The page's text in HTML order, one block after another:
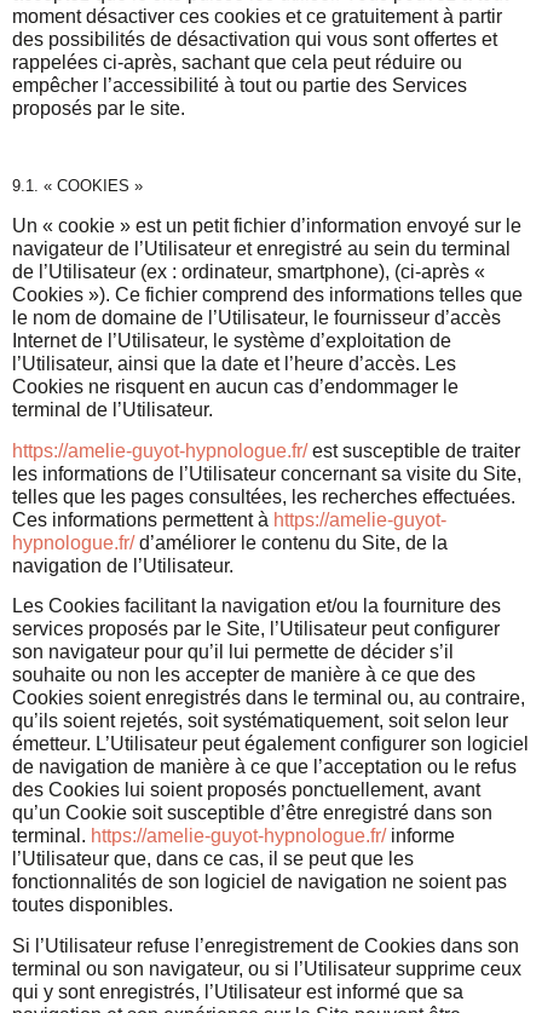
moment désactiver ces cookies et ce gratuitement à partir
des possibilités de désactivation qui vous sont offertes et
rappelées ci-après, sachant que cela peut réduire ou
empêcher l’accessibilité à tout ou partie des Services
proposés par le site.
9.1. « COOKIES »
Un « cookie » est un petit fichier d’information envoyé sur le
navigateur de l’Utilisateur et enregistré au sein du terminal
de l’Utilisateur (ex : ordinateur, smartphone), (ci-après «
Cookies »). Ce fichier comprend des informations telles que
le nom de domaine de l’Utilisateur, le fournisseur d’accès
Internet de l’Utilisateur, le système d’exploitation de
l’Utilisateur, ainsi que la date et l’heure d’accès. Les
Cookies ne risquent en aucun cas d’endommager le
terminal de l’Utilisateur.
https://amelie-guyot-hypnologue.fr/est susceptible de traiter
les informations de l’Utilisateur concernant sa visite du Site,
telles que les pages consultées, les recherches effectuées.
Ces informations permettent à https://amelie-guyot-
hypnologue.fr/d’améliorer le contenu du Site, de la
navigation de l’Utilisateur.
Les Cookies facilitant la navigation et/ou la fourniture des
services proposés par le Site, l’Utilisateur peut configurer
son navigateur pour qu’il lui permette de décider s’il
souhaite ou non les accepter de manière à ce que des
Cookies soient enregistrés dans le terminal ou, au contraire,
qu’ils soient rejetés, soit systématiquement, soit selon leur
émetteur. L’Utilisateur peut également configurer son logiciel
de navigation de manière à ce que l’acceptation ou le refus
des Cookies lui soient proposés ponctuellement, avant
qu’un Cookie soit susceptible d’être enregistré dans son
terminal. https://amelie-guyot-hypnologue.fr/informe
l’Utilisateur que, dans ce cas, il se peut que les
fonctionnalités de son logiciel de navigation ne soient pas
toutes disponibles.
Si l’Utilisateur refuse l’enregistrement de Cookies dans son
terminal ou son navigateur, ou si l’Utilisateur supprime ceux
qui y sont enregistrés, l’Utilisateur est informé que sa